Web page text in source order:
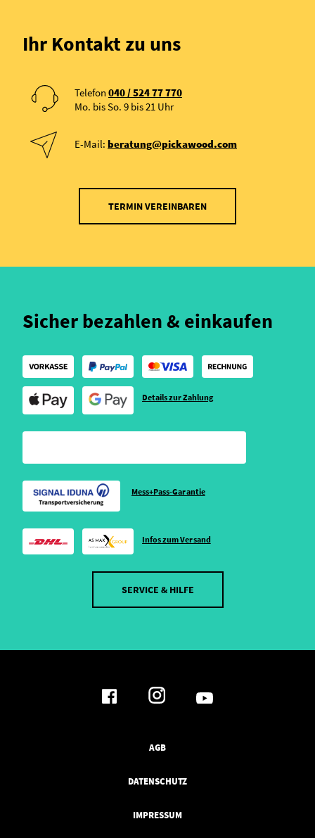
Ihr Kontakt zu uns
Telefon 040 / 524 77 770
Mo. bis So. 9 bis 21 Uhr
E-Mail: beratung@pickawood.com
TERMIN VEREINBAREN
Sicher bezahlen & einkaufen
Details zur Zahlung
Mess+Pass-Garantie
Infos zum Versand
SERVICE & HILFE
AGB
DATENSCHUTZ
IMPRESSUM